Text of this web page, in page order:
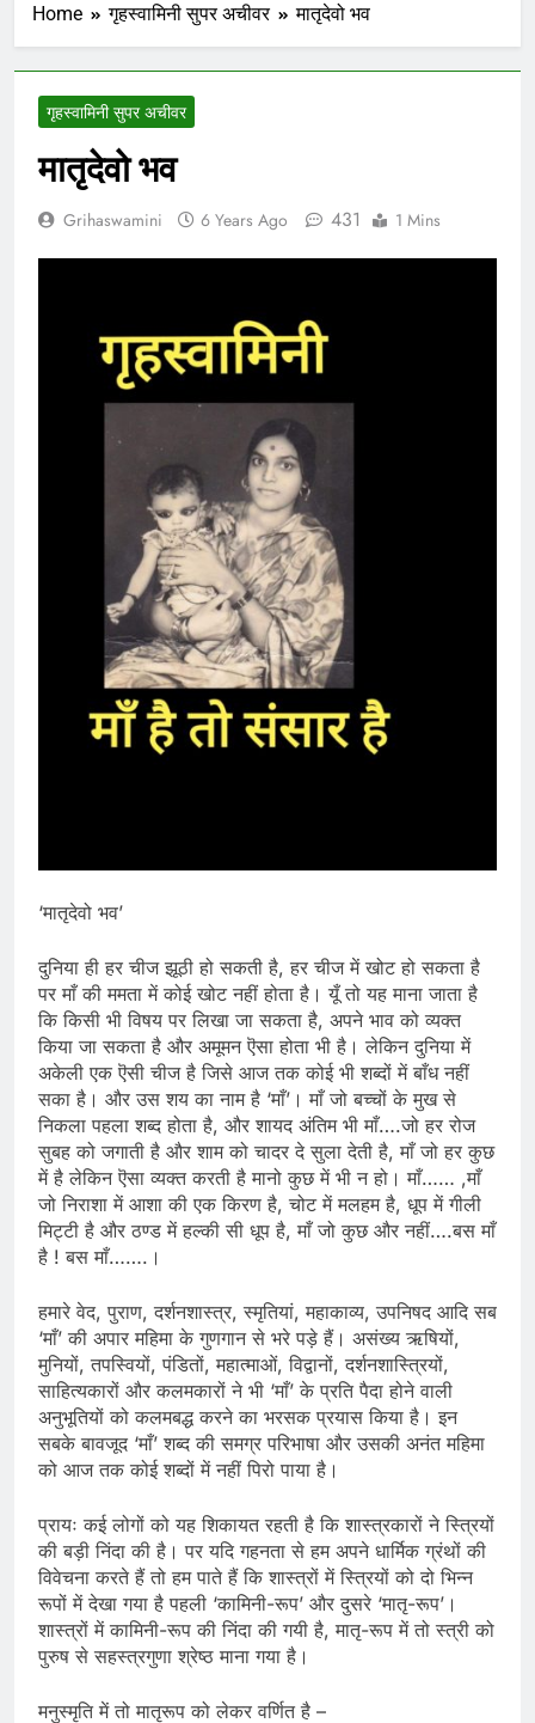
Home गृहस्वामिनी सुपर अचीवर मातृदेवो भव
गृहस्वामिनी सुपर अचीवर
मातृदेवो भव
Grihaswamini 6 Years Ago 431 1 Mins
‘मातृदेवो भव’
दुनिया ही हर चीज झूठी हो सकती है, हर चीज में खोट हो सकता है
पर माँ की ममता में कोई खोट नहीं होता है। यूँ तो यह माना जाता है
कि किसी भी विषय पर लिखा जा सकता है, अपने भाव को व्यक्त
किया जा सकता है और अमूमन ऎसा होता भी है। लेकिन दुनिया में
अकेली एक ऎसी चीज है जिसे आज तक कोई भी शब्दों में बाँध नहीं
सका है। और उस शय का नाम है ‘माँ’। माँ जो बच्चों के मुख से
निकला पहला शब्द होता है, और शायद अंतिम भी माँ….जो हर रोज
सुबह को जगाती है और शाम को चादर दे सुला देती है, माँ जो हर कुछ
में है लेकिन ऎसा व्यक्त करती है मानो कुछ में भी न हो। माँ…… ,माँ
जो निराशा में आशा की एक किरण है, चोट में मलहम है, धूप में गीली
मिट्टी है और ठण्ड में हल्की सी धूप है, माँ जो कुछ और नहीं….बस माँ
है ! बस माँ…….।
हमारे वेद, पुराण, दर्शनशास्त्र, स्मृतियां, महाकाव्य, उपनिषद आदि सब
‘माँ’ की अपार महिमा के गुणगान से भरे पड़े हैं। असंख्य ऋषियों,
मुनियों, तपस्वियों, पंडितों, महात्माओं, विद्वानों, दर्शनशास्त्रियों,
साहित्यकारों और कलमकारों ने भी ‘माँ’ के प्रति पैदा होने वाली
अनुभूतियों को कलमबद्ध करने का भरसक प्रयास किया है। इन
सबके बावजूद ‘माँ’ शब्द की समग्र परिभाषा और उसकी अनंत महिमा
को आज तक कोई शब्दों में नहीं पिरो पाया है।
प्रायः कई लोगों को यह शिकायत रहती है कि शास्त्रकारों ने स्त्रियों
की बड़ी निंदा की है। पर यदि गहनता से हम अपने धार्मिक ग्रंथों की
विवेचना करते हैं तो हम पाते हैं कि शास्त्रों में स्त्रियों को दो भिन्न
रूपों में देखा गया है पहली ‘कामिनी-रूप’ और दुसरे ‘मातृ-रूप’।
शास्त्रों में कामिनी-रूप की निंदा की गयी है, मातृ-रूप में तो स्त्री को
पुरुष से सहस्त्रगुणा श्रेष्ठ माना गया है।
मनुस्मृति में तो मातृरूप को लेकर वर्णित है –